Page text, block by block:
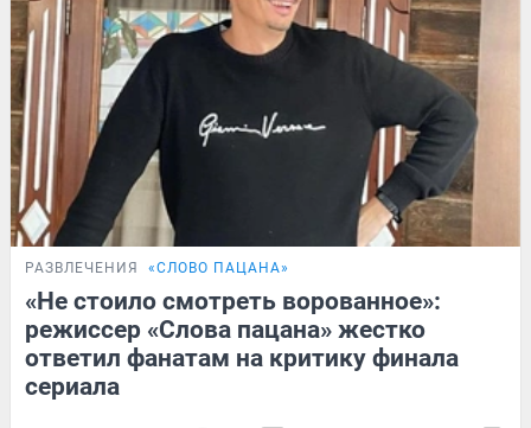
РАЗВЛЕЧЕНИЯ «СЛОВО ПАЦАНА»
«Не стоило смотреть ворованное»:
режиссер «Слова пацана» жестко
ответил фанатам на критику финала
сериала